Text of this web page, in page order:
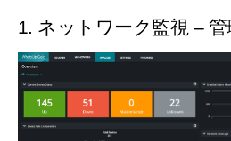
1. ネットワーク監視 –